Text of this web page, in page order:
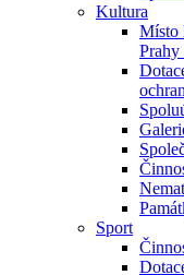
Kultura
Místo
Prahy
Sport